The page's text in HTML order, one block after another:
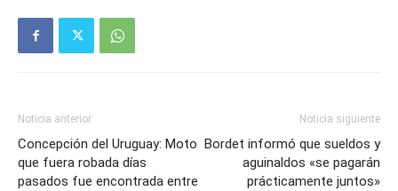
Noticia anterior
Concepción del Uruguay: Moto
que fuera robada días
pasados fue encontrada entre
Noticia siguiente
Bordet informó que sueldos y
aguinaldos «se pagarán
prácticamente juntos»